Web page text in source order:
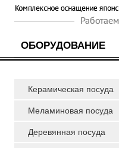
ОБОРУДОВАНИЕ
Керамическая посуда
Меламиновая посуда
Деревянная посуда